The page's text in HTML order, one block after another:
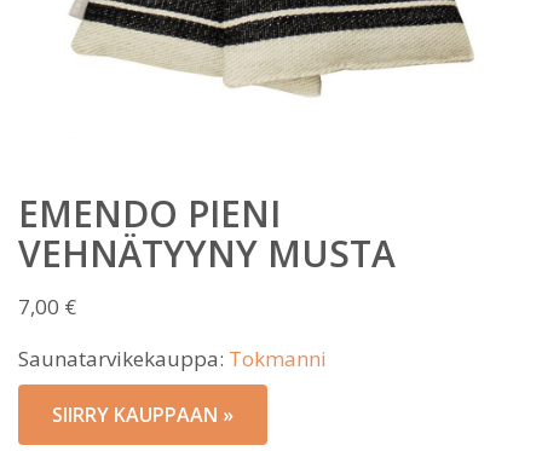
EMENDO PIENI
VEHNÄTYYNY MUSTA
7,00 €
Saunatarvikekauppa: Tokmanni
SIIRRY KAUPPAAN »